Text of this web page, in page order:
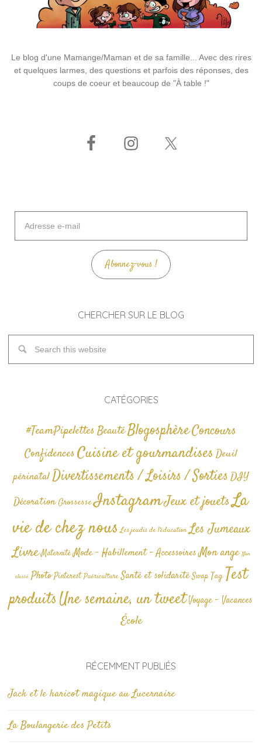
Le blog d'une Mamange/Maman et de sa famille... Avec des rires
et quelques larmes, des questions et parfois des réponses, des
coups de coeur et beaucoup de "À table !"
mail
Abonnez-vous !
CHERCHER SUR LE BLOG
CATÉGORIES
#TeamPipelettesBeautéBlogosphèreConcours
Confidences Cuisine et gourmandises Deuil
périnatalDivertissements / Loisirs / SortiesDIY
Décoration GrossesseInstagramJeux et jouetsLa
vie de chez nous Les jeudis de l'éducation Les Jumeaux
Livre Maternité Mode - Habillement - AccessoiresMon ange Non
classé Photo Pinterest Puériculture Santé et solidarité Swap TagTest
produitsUne semaine, un tweetVoyage - Vacances
École
RÉCEMMENT PUBLIÉS
Jack et le haricot magique au Lucernaire
La Boulangerie des Petits